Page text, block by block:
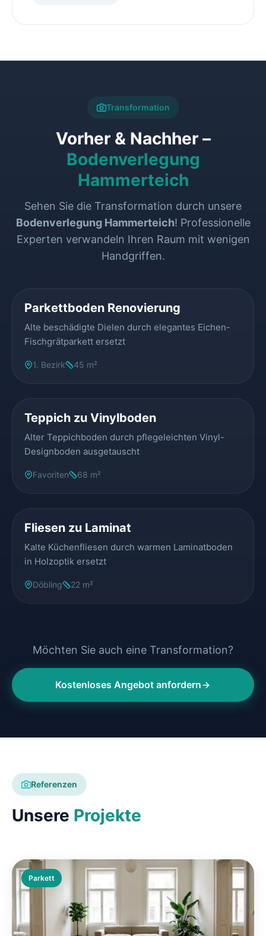
Transformation
Vorher & Nachher –
Bodenverlegung
Hammerteich
Sehen Sie die Transformation durch unsere
Bodenverlegung Hammerteich! Professionelle
Experten verwandeln Ihren Raum mit wenigen
Handgriffen.
Parkettboden Renovierung
Alte beschädigte Dielen durch elegantes Eichen-
Fischgrätparkett ersetzt
1. Bezirk 45 m²
Teppich zu Vinylboden
Alter Teppichboden durch pflegeleichten Vinyl-
Designboden ausgetauscht
Favoriten 68 m²
Fliesen zu Laminat
Kalte Küchenfliesen durch warmen Laminatboden
in Holzoptik ersetzt
Döbling 22 m²
Möchten Sie auch eine Transformation?
Kostenloses Angebot anfordern
Referenzen
Unsere Projekte
Parkett